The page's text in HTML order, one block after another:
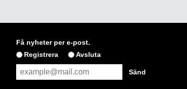
Få nyheter per e-post.
Registrera
Avsluta